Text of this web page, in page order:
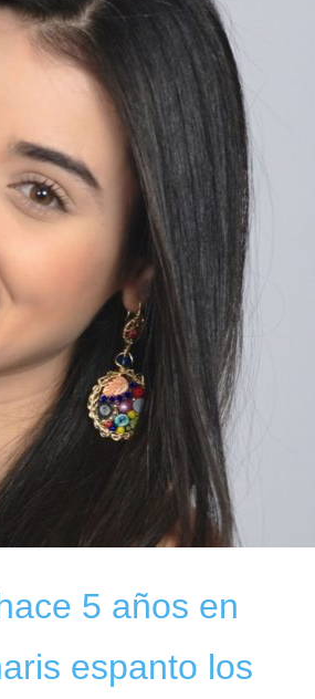
Botero
5 años en
espanto los